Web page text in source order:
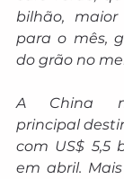
bilhão,
para o mês,
do grão no
A China
principal
com US$ 5,5
em abril.